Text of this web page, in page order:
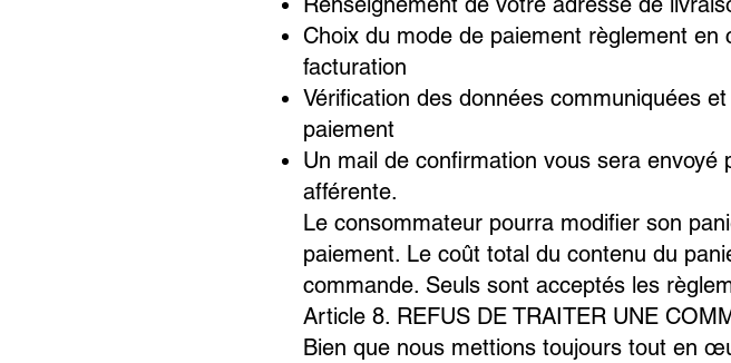
Choix du mode de paiement règlement en
facturation
Vérification des données communiquées
paiement
Un mail de confirmation vous sera
afférente.
Le consommateur pourra modifier son
paiement. Le coût total du contenu du
commande. Seuls sont acceptés les
Article 8. REFUS DE TRAITER UNE
Bien que nous mettions toujours tout en